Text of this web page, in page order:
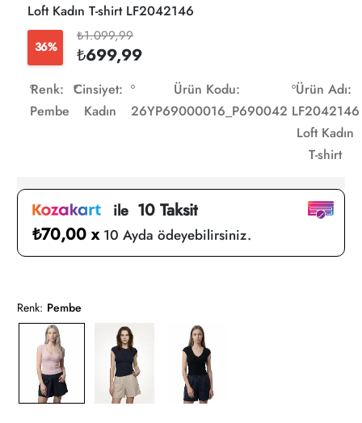
Loft Kadın T-shirt LF2042146
36%
₺1.099,99
₺699,99
Renk:
Pembe
Cinsiyet:
Kadın
Ürün Kodu:
26YP69000016_P690042
Ürün Adı:
LF2042146
Loft Kadın
T-shirt
ile10 Taksit
₺70,00 x 10 Ayda ödeyebilirsiniz.
Renk: Pembe